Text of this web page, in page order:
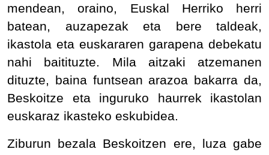
mendean, oraino, Euskal Herriko herri
batean, auzapezak eta bere taldeak,
ikastola eta euskararen garapena debekatu
nahi baitituzte. Mila aitzaki atzemanen
dituzte, baina funtsean arazoa bakarra da,
Beskoitze eta inguruko haurrek ikastolan
euskaraz ikasteko eskubidea.
Ziburun bezala Beskoitzen ere, luza gabe